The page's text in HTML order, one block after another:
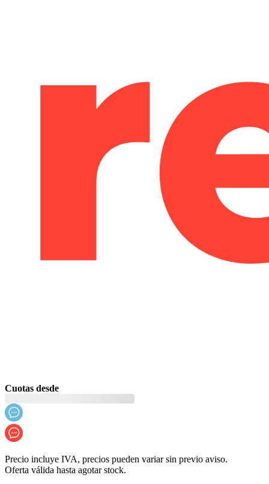
Cuotas desde
Precio incluye IVA, precios pueden variar sin previo aviso.
Oferta válida hasta agotar stock.